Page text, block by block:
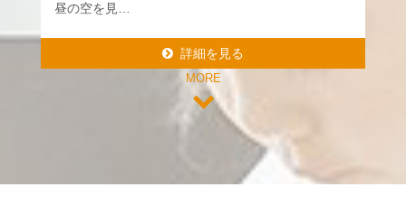
昼の空を見…
詳細を見る
詳細を見る
MORE